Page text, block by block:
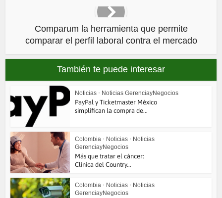
Comparum la herramienta que permite
comparar el perfil laboral contra el mercado
También te puede interesar
Noticias • Noticias GerenciayNegocios
PayPal y Ticketmaster México
simplifican la compra de...
Colombia • Noticias • Noticias
GerenciayNegocios
Más que tratar el cáncer:
Clínica del Country...
Colombia • Noticias • Noticias
GerenciayNegocios